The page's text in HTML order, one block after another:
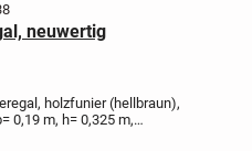
neuwertig
holzfunier (hellbraun),
0,19 m, h= 0,325 m,
nur Abholung